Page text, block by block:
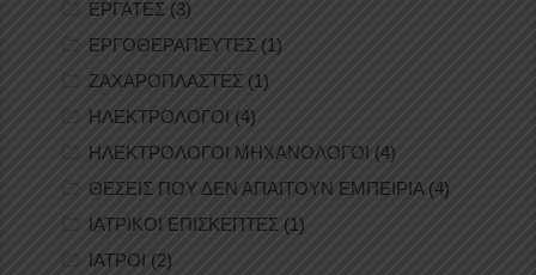
ΕΡΓΑΤΕΣ (3)
ΕΡΓΟΘΕΡΑΠΕΥΤΕΣ (1)
ΖΑΧΑΡΟΠΛΑΣΤΕΣ (1)
ΗΛΕΚΤΡΟΛΟΓΟΙ (4)
ΗΛΕΚΤΡΟΛΟΓΟΙ ΜΗΧΑΝΟΛΟΓΟΙ (4)
ΘΕΣΕΙΣ ΠΟΥ ΔΕΝ ΑΠΑΙΤΟΥΝ ΕΜΠΕΙΡΙΑ(4)
ΙΑΤΡΙΚΟΙ ΕΠΙΣΚΕΠΤΕΣ (1)
ΙΑΤΡΟΙ (2)